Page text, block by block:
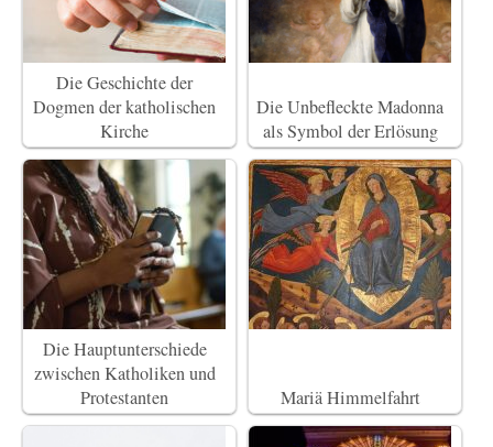
Die Geschichte der
Dogmen der katholischen
Kirche
Die Unbefleckte Madonna
als Symbol der Erlösung
Die Hauptunterschiede
zwischen Katholiken und
Protestanten
Mariä Himmelfahrt